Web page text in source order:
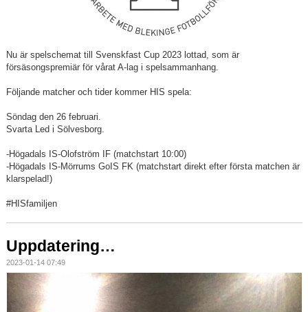
Nu är spelschemat till Svenskfast Cup 2023 lottad, som är
försäsongspremiär för vårat A-lag i spelsammanhang.
Följande matcher och tider kommer HIS spela:
Söndag den 26 februari.
Svarta Led i Sölvesborg.
-Högadals IS-Olofström IF (matchstart 10:00)
-Högadals IS-Mörrums GoIS FK (matchstart direkt efter första matchen är
klarspelad!)
#HISfamiljen
Uppdatering…
2023-01-14 07:49